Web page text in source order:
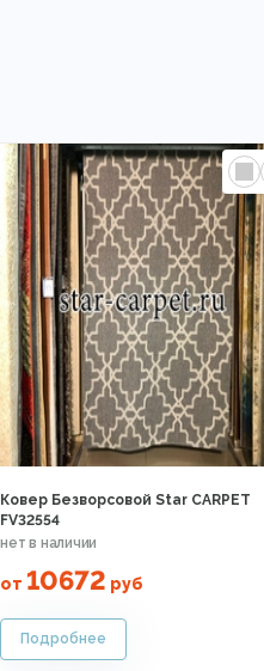
Ковер Безворсовой Star CARPET
FV32554
от 10672 руб